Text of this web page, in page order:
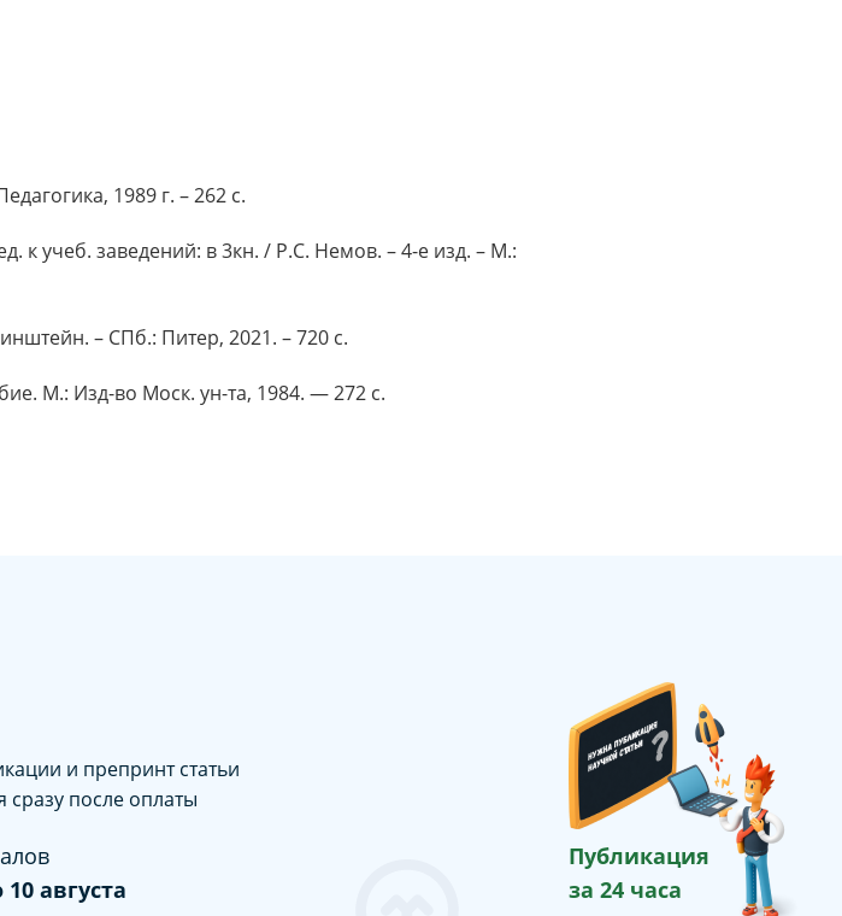
1989 г. – 262 с.
к учеб. заведений: в 3кн. / Р.С. Немов. – 4-е изд. – М.:
– СПб.: Питер, 2021. – 720 с.
М.: Изд-во Моск. ун-та, 1984. — 272 с.
и препринт статьи
сразу после оплаты
10 августа
Публикация
за 24 часа